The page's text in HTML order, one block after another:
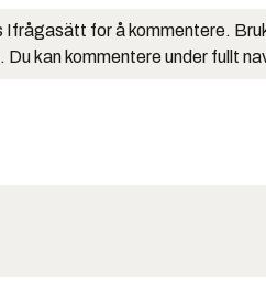
Ifrågasätt for å kommentere.
kan kommentere under fullt